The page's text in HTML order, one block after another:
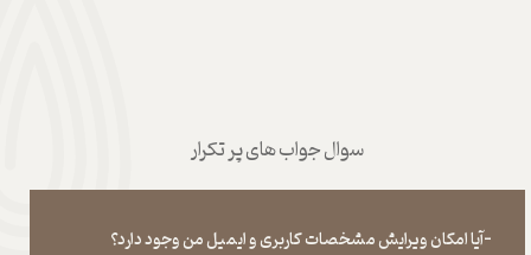
سوال جواب های پر تکرار
-آیا امکان ویرایش مشخصات کاربری و ایمیل من وجود دارد؟